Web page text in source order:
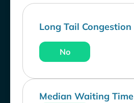
Long Tail Congestion
No
Median Waiting Time